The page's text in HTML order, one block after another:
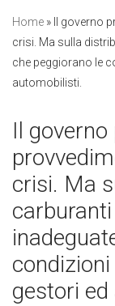
Home »
Il governo
crisi. Ma sulla
che peggiorano le
automobilisti.
Il governo
crisi. Ma
gestori